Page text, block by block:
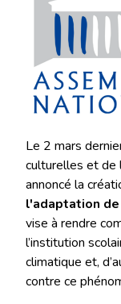
Le 2 mars
culturelles et de
annoncé la
l'adaptation
vise à rendre
l’institution
climatique et,
contre ce